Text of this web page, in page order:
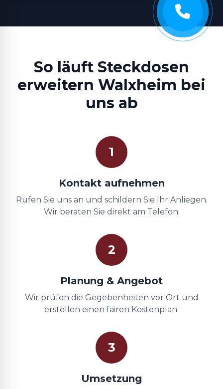
So läuft Steckdosen
erweitern Walxheim bei
uns ab
1
Kontakt aufnehmen
Rufen Sie uns an und schildern Sie Ihr Anliegen.
Wir beraten Sie direkt am Telefon.
2
Planung & Angebot
Wir prüfen die Gegebenheiten vor Ort und
erstellen einen fairen Kostenplan.
3
Umsetzung